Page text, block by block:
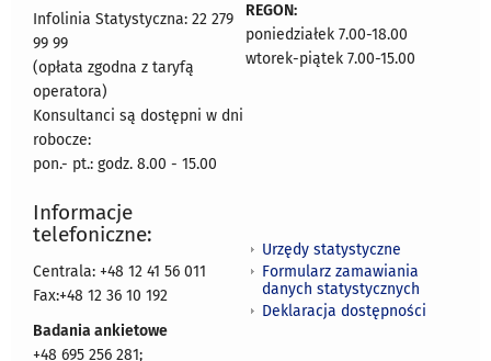
Infolinia Statystyczna: 22 279
99 99
(opłata zgodna z taryfą
operatora)
Konsultanci są dostępni w dni
robocze:
pon.- pt.: godz. 8.00 - 15.00
REGON:
poniedziałek 7.00-18.00
wtorek-piątek 7.00-15.00
Informacje
telefoniczne:
Centrala: +48 12 41 56 011
Fax:+48 12 36 10 192
Badania ankietowe
+48 695 256 281;
Urzędy statystyczne
Formularz zamawiania
danych statystycznych
Deklaracja dostępności